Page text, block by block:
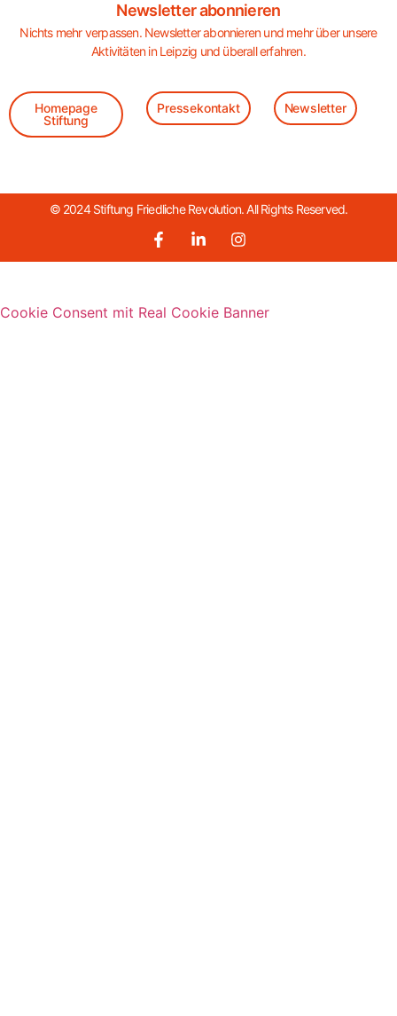
Newsletter abonnieren
Nichts mehr verpassen. Newsletter abonnieren und mehr über unsere
Aktivitäten in Leipzig und überall erfahren.
Homepage
Stiftung
Pressekontakt Newsletter
© 2024 Stiftung Friedliche Revolution. All Rights Reserved.
Cookie Consent mit Real Cookie Banner